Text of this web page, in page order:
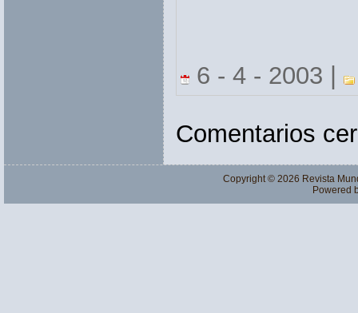
6 - 4 - 2003 |
Comentarios
Copyright © 2026 Revista
Powered